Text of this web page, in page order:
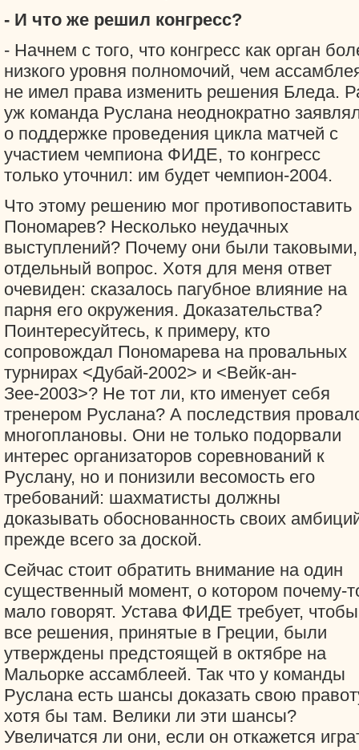
- И что же решил конгресс?
- Начнем с того, что конгресс как орган
низкого уровня полномочий, чем
не имел права изменить решения Бледа.
уж команда Руслана неоднократно
о поддержке проведения цикла матчей с
участием чемпиона ФИДЕ, то конгресс
только уточнил: им будет чемпион-2004.
Что этому решению мог противопоставить
Пономарев? Несколько неудачных
выступлений? Почему они были таковыми,
отдельный вопрос. Хотя для меня ответ
очевиден: сказалось пагубное влияние на
парня его окружения. Доказательства?
Поинтересуйтесь, к примеру, кто
сопровождал Пономарева на провальных
турнирах <Дубай-2002> и <Вейк-ан-
Зее-2003>? Не тот ли, кто именует себя
тренером Руслана? А последствия
многоплановы. Они не только подорвали
интерес организаторов соревнований к
Руслану, но и понизили весомость его
требований: шахматисты должны
доказывать обоснованность своих
прежде всего за доской.
Сейчас стоит обратить внимание на один
существенный момент, о котором почему-
мало говорят. Устава ФИДЕ требует, чтобы
все решения, принятые в Греции, были
утверждены предстоящей в октябре на
Мальорке ассамблеей. Так что у команды
Руслана есть шансы доказать свою
хотя бы там. Велики ли эти шансы?
Увеличатся ли они, если он откажется